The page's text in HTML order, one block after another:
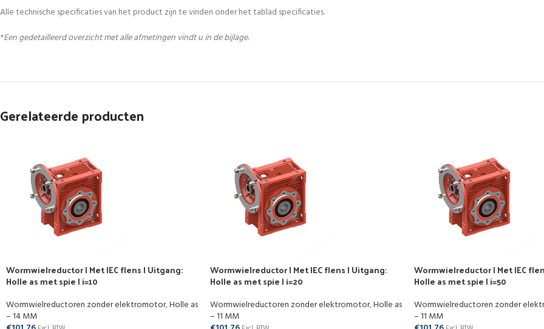
Alle technische specificaties van het product zijn te vinden onder het tablad specificaties.
*Een gedetailleerd overzicht met alle afmetingen vindt u in de bijlage.
Gerelateerde producten
Wormwielreductor | Met IEC flens | Uitgang:
Holle as met spie | i=10
Wormwielreductoren zonder elektromotor,Holle as
– 14 MM
Wormwielreductor | Met IEC flens | Uitgang:
Holle as met spie | i=20
Wormwielreductoren zonder elektromotor,Holle as
– 11 MM
Wormwielreductor | Met IEC
Holle as met spie | i=50
Wormwielreductoren zonder
– 11 MM